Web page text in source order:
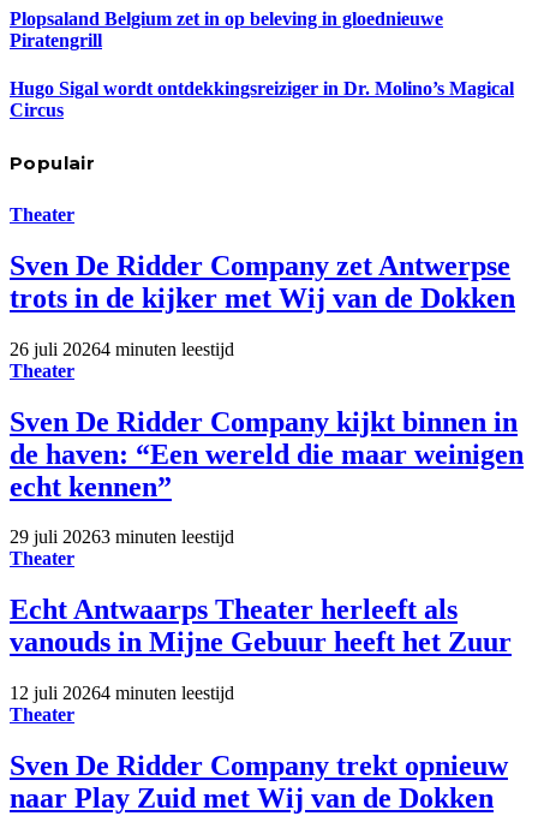
Plopsaland Belgium zet in op beleving in gloednieuwe
Piratengrill
Hugo Sigal wordt ontdekkingsreiziger in Dr. Molino’s Magical
Circus
Populair
Theater
Sven De Ridder Company zet Antwerpse
trots in de kijker met Wij van de Dokken
26 juli 20264 minuten leestijd
Theater
Sven De Ridder Company kijkt binnen in
de haven: “Een wereld die maar weinigen
echt kennen”
29 juli 20263 minuten leestijd
Theater
Echt Antwaarps Theater herleeft als
vanouds in Mijne Gebuur heeft het Zuur
12 juli 20264 minuten leestijd
Theater
Sven De Ridder Company trekt opnieuw
naar Play Zuid met Wij van de Dokken